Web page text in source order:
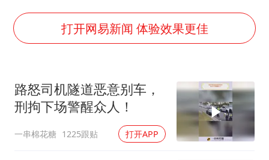
中国“五箭齐发”反制美国
感觉全东北都在等7号
80后女柜员逆袭成4200亿银行副行长
打开网易新闻 体验效果更佳
路怒司机隧道恶意别车，
刑拘下场警醒众人！
一串棉花糖 1225跟贴 打开APP